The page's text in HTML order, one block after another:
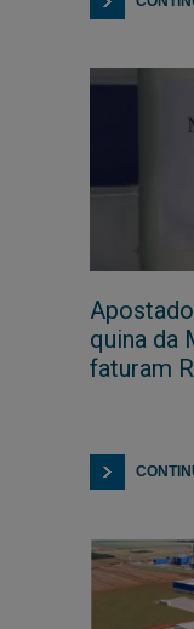
quina da
faturam